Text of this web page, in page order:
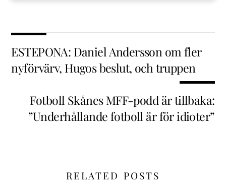
ESTEPONA: Daniel Andersson om fler
nyförvärv, Hugos beslut, och truppen
Fotboll Skånes MFF-podd är tillbaka:
”Underhållande fotboll är för idioter”
RELATED POSTS